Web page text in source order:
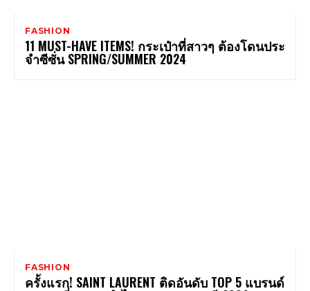
FASHION
11 MUST-HAVE ITEMS! กระเป๋าที่สาวๆ ต้องโดนประ
จำซีซั่น SPRING/SUMMER 2024
FASHION
ครั้งแรก! SAINT LAURENT ติดอันดับ TOP 5 แบรนด์